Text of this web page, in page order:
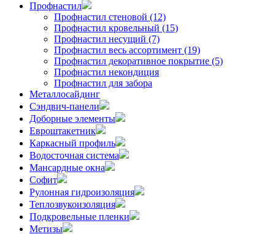
Профнастил
Профнастил стеновой (12)
Профнастил кровельный (15)
Профнастил несущий (7)
Профнастил весь ассортимент (19)
Профнастил декоративное покрытие (5)
Профнастил некондиция
Профнастил для забора
Металлосайдинг
Сэндвич-панели
Доборные элементы
Евроштакетник
Каркасный профиль
Водосточная система
Мансардные окна
Софит
Рулонная гидроизоляция
Теплозвукоизоляция
Подкровельные пленки
Метизы